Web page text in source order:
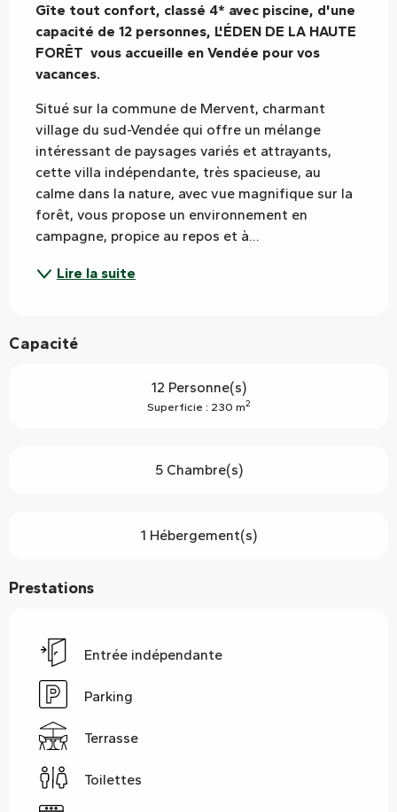
Gîte tout confort, classé 4* avec piscine, d'une
capacité de 12 personnes, L'ÉDEN DE LA HAUTE
FORÊT  vous accueille en Vendée pour vos
vacances.
Situé sur la commune de Mervent, charmant
village du sud-Vendée qui offre un mélange
intéressant de paysages variés et attrayants,
cette villa indépendante, très spacieuse, au
calme dans la nature, avec vue magnifique sur la
forêt, vous propose un environnement en
campagne, propice au repos et à...
Lire la suite
Capacité
12 Personne(s)
Superficie : 230 m2
5 Chambre(s)
1 Hébergement(s)
Prestations
Entrée indépendante
Parking
Terrasse
Toilettes